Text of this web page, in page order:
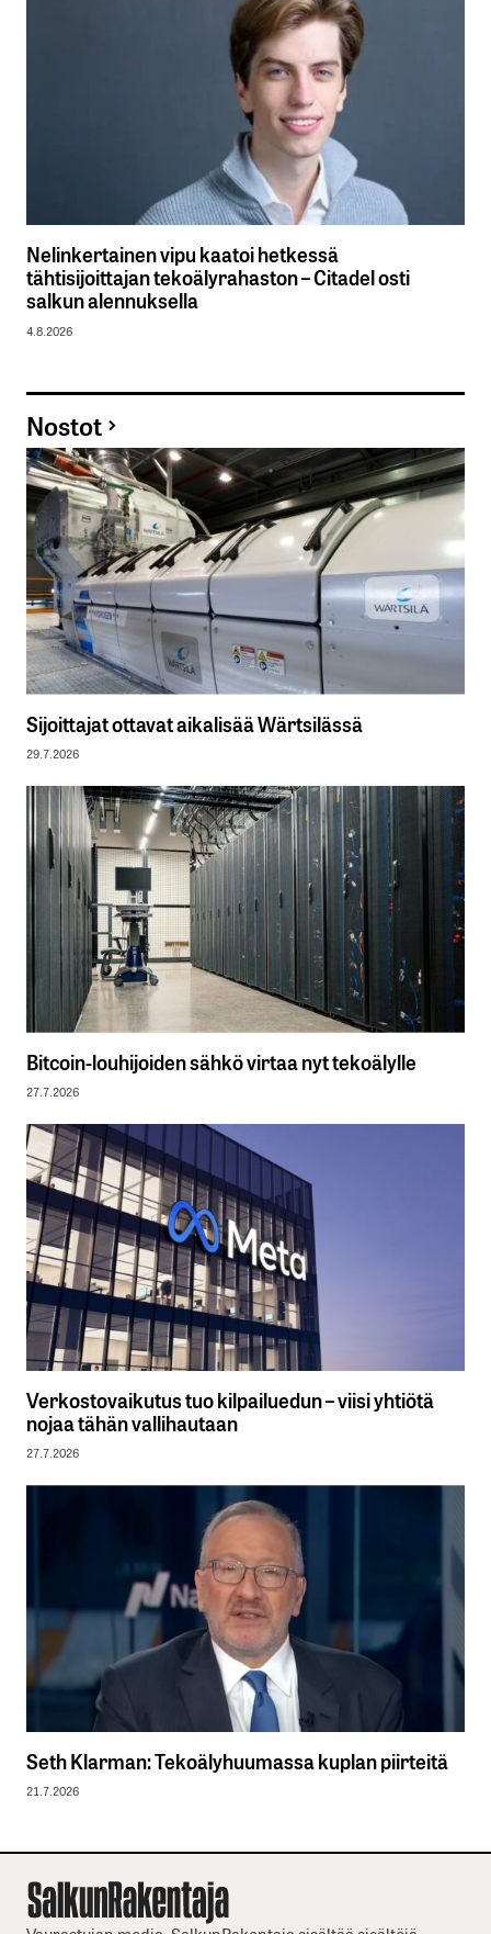
Nelinkertainen vipu kaatoi hetkessä
tähtisijoittajan tekoälyrahaston – Citadel osti
salkun alennuksella
4.8.2026
Nostot
Sijoittajat ottavat aikalisää Wärtsilässä
29.7.2026
Bitcoin-louhijoiden sähkö virtaa nyt tekoälylle
27.7.2026
Verkostovaikutus tuo kilpailuedun – viisi yhtiötä
nojaa tähän vallihautaan
27.7.2026
Seth Klarman: Tekoälyhuumassa kuplan piirteitä
21.7.2026